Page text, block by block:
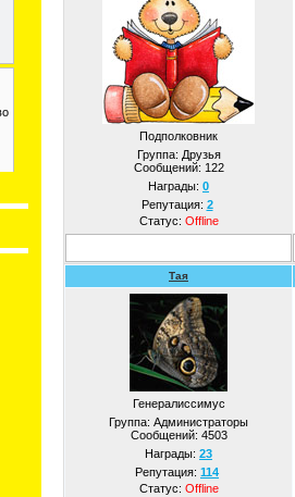
Подполковник
Группа: Друзья
Сообщений: 122
Награды: 0
Репутация: 2
Статус: Offline
Тая
Генералиссимус
Группа: Администраторы
Сообщений: 4503
Награды: 23
Репутация: 114
Статус: Offline